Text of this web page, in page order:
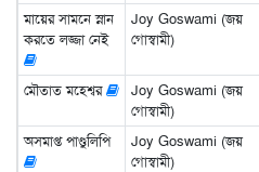
মায়ের সামনে স্নান
করতে লজ্জা নেই
Joy Goswami (জয়
গোস্বামী)
মৌতাত মহেশ্বর
Joy Goswami (জয়
গোস্বামী)
অসমাপ্ত পাণ্ডুলিপি
Joy Goswami (জয়
গোস্বামী)